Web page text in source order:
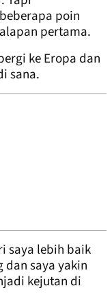
poin
pertama.
ke Eropa dan
sana.
saya lebih baik
saya yakin
kejutan di